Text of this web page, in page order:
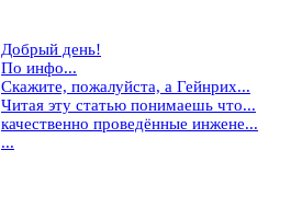
Добрый день!
По инфо...
Скажите, пожалуйста, а Гейнрих...
Читая эту статью понимаешь что...
качественно проведённые инжене...
...